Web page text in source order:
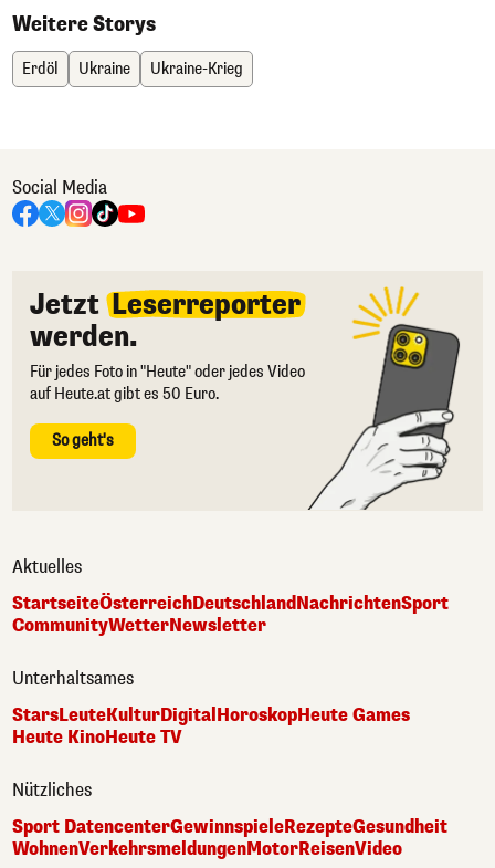
Weitere Storys
Erdöl Ukraine Ukraine-Krieg
Social Media
Jetzt Leserreporter
werden.
Für jedes Foto in "Heute" oder jedes Video
auf Heute.at gibt es 50 Euro.
So geht's
Aktuelles
StartseiteÖsterreichDeutschlandNachrichtenSport
CommunityWetterNewsletter
Unterhaltsames
StarsLeuteKulturDigitalHoroskopHeute Games
Heute KinoHeute TV
Nützliches
Sport DatencenterGewinnspieleRezepteGesundheit
WohnenVerkehrsmeldungenMotorReisenVideo